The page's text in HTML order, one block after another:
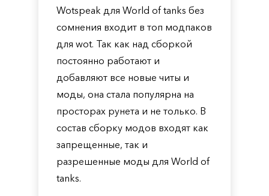
Wotspeak для World of tanks без
сомнения входит в топ модпаков
для wot. Так как над сборкой
постоянно работают и
добавляют все новые читы и
моды, она стала популярна на
просторах рунета и не только. В
состав сборку модов входят как
запрещенные, так и
разрешенные моды для World of
tanks.